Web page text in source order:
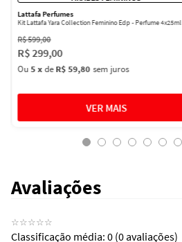
Lattafa Perfumes
Kit Lattafa Yara Collection Feminino Edp - Perfume 4x25ml
R$599,00
R$299,00
Ou5 xdeR$ 59,80 sem juros
Avaliações
☆☆☆☆☆
Classificação média: 0 (0 avaliações)